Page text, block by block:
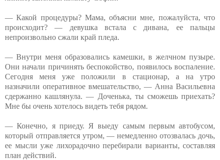
— Какой процедуры? Мама, объясни мне, пожалуйста, что
происходит? — девушка встала с дивана, ее пальцы
непроизвольно сжали край пледа.
— Внутри меня образовались камешки, в желчном пузыре.
Они начали причинять беспокойство, появилось воспаление.
Сегодня меня уже положили в стационар, а на утро
назначили оперативное вмешательство, — Анна Васильевна
сдержанно кашлянула. — Доченька, ты сможешь приехать?
Мне бы очень хотелось видеть тебя рядом.
— Конечно, я приеду. Я выеду самым первым автобусом,
который отправляется утром, — немедленно отозвалась дочь,
ее мысли уже лихорадочно перебирали варианты, составляя
план действий.